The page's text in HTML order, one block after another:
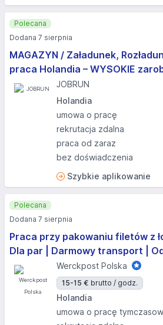
MAGAZYN / Załadunek,
praca Holandia – WYSOKIE
JOBRUN
Holandia
umowa o pracę
rekrutacja zdalna
praca od zaraz
bez doświadczenia
Szybkie aplikowanie
Polecana
Dodana 7 sierpnia
Praca przy pakowaniu filetów z
Dla par | Darmowy transport |
Werckpost Polska
15-15 € brutto / godz.
Holandia
umowa o pracę
Polecana
Dodana 7 sierpnia